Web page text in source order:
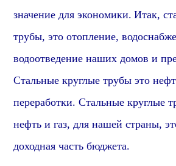
значение для экономики. Итак,
трубы, это отопление,
водоотведение наших домов и
Стальные круглые трубы это
переработки. Стальные круглые
нефть и газ, для нашей страны,
доходная часть бюджета.